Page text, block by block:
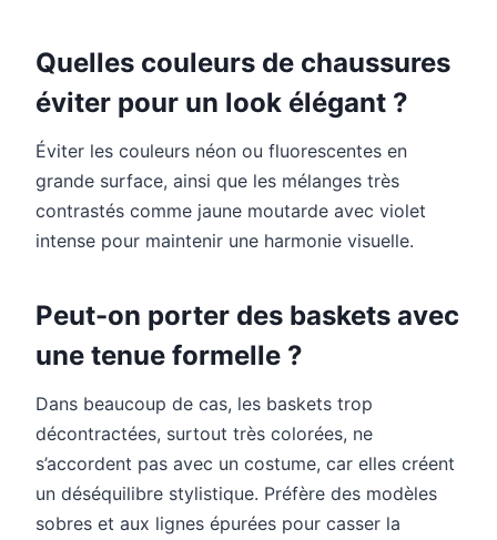
Quelles couleurs de chaussures
éviter pour un look élégant ?
Éviter les couleurs néon ou fluorescentes en
grande surface, ainsi que les mélanges très
contrastés comme jaune moutarde avec violet
intense pour maintenir une harmonie visuelle.
Peut-on porter des baskets avec
une tenue formelle ?
Dans beaucoup de cas, les baskets trop
décontractées, surtout très colorées, ne
s’accordent pas avec un costume, car elles créent
un déséquilibre stylistique. Préfère des modèles
sobres et aux lignes épurées pour casser la